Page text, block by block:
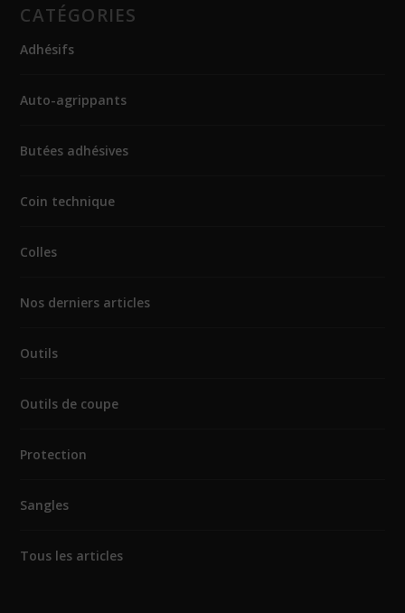
CATÉGORIES
Adhésifs
Auto-agrippants
Butées adhésives
Coin technique
Colles
Nos derniers articles
Outils
Outils de coupe
Protection
Sangles
Tous les articles